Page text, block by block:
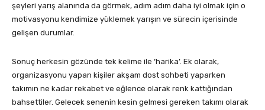
şeyleri yarış alanında da görmek, adım adım daha iyi olmak için o
motivasyonu kendimize yüklemek yarışın ve sürecin içerisinde
gelişen durumlar.
Sonuç herkesin gözünde tek kelime ile ‘harika’. Ek olarak,
organizasyonu yapan kişiler akşam dost sohbeti yaparken
takımın ne kadar rekabet ve eğlence olarak renk kattığından
bahsettiler. Gelecek senenin kesin gelmesi gereken takımı olarak